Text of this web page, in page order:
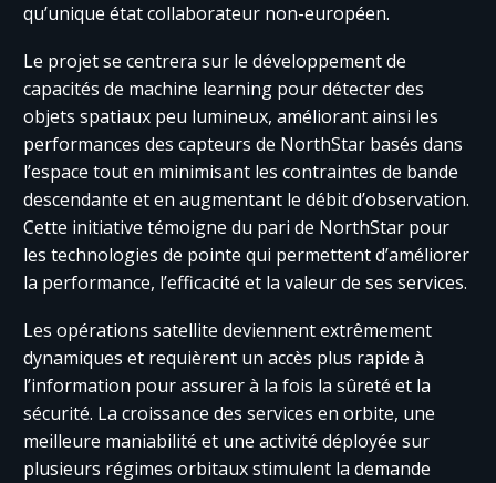
qu’unique état collaborateur non-européen.
Le projet se centrera sur le développement de
capacités de machine learning pour détecter des
objets spatiaux peu lumineux, améliorant ainsi les
performances des capteurs de NorthStar basés dans
l’espace tout en minimisant les contraintes de bande
descendante et en augmentant le débit d’observation.
Cette initiative témoigne du pari de NorthStar pour
les technologies de pointe qui permettent d’améliorer
la performance, l’efficacité et la valeur de ses services.
Les opérations satellite deviennent extrêmement
dynamiques et requièrent un accès plus rapide à
l’information pour assurer à la fois la sûreté et la
sécurité. La croissance des services en orbite, une
meilleure maniabilité et une activité déployée sur
plusieurs régimes orbitaux stimulent la demande